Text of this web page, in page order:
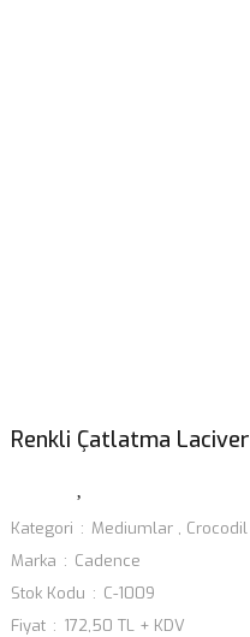
Renkli Çatlatma
Kategori Mediumlar ,
Marka
Cadence
Stok Kodu
C-1009
Fiyat
172,50 TL + KDV